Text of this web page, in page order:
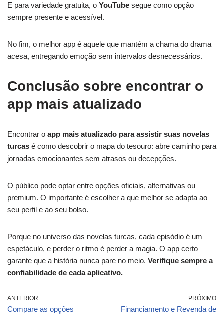
E para variedade gratuita, o YouTube segue como opção
sempre presente e acessível.
No fim, o melhor app é aquele que mantém a chama do drama
acesa, entregando emoção sem intervalos desnecessários.
Conclusão sobre encontrar o
app mais atualizado
Encontrar o app mais atualizado para assistir suas novelas
turcas é como descobrir o mapa do tesouro: abre caminho para
jornadas emocionantes sem atrasos ou decepções.
O público pode optar entre opções oficiais, alternativas ou
premium. O importante é escolher a que melhor se adapta ao
seu perfil e ao seu bolso.
Porque no universo das novelas turcas, cada episódio é um
espetáculo, e perder o ritmo é perder a magia. O app certo
garante que a história nunca pare no meio. Verifique sempre a
confiabilidade de cada aplicativo.
ANTERIOR
Compare as opções
PRÓXIMO
Financiamento e Revenda de